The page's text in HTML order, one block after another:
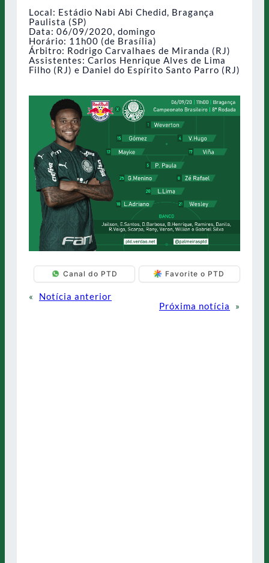
Local: Estádio Nabi Abi Chedid, Bragança
Paulista (SP)
Data: 06/09/2020, domingo
Horário: 11h00 (de Brasília)
Árbitro: Rodrigo Carvalhaes de Miranda (RJ)
Assistentes: Carlos Henrique Alves de Lima
Filho (RJ) e Daniel do Espírito Santo Parro (RJ)
Canal do PTD Favorite o PTD
«
Notícia anterior
Próxima notícia
»